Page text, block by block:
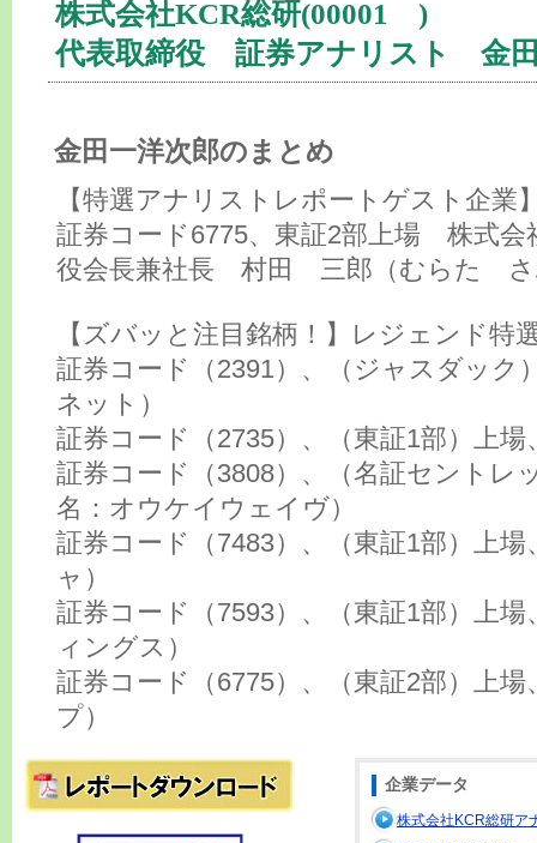
株式会社KCR総研(00001 )
代表取締役 証券アナリスト 金
金田一洋次郎のまとめ
【特選アナリストレポートゲスト企業
証券コード6775、東証2部上場 株式
役会長兼社長 村田 三郎（むらた さ
【ズバッと注目銘柄！】レジェンド特
証券コード（2391）、（ジャスダック
ネット）
証券コード（2735）、（東証1部）上
証券コード（3808）、（名証セントレ
名：オウケイウェイヴ）
証券コード（7483）、（東証1部）上
ャ）
証券コード（7593）、（東証1部）上
ィングス）
証券コード（6775）、（東証2部）上
プ）
企業データ
株式会社KCR総研ア